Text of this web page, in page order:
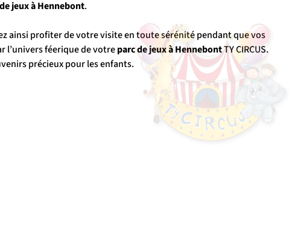
jeuxà Hennebont.
ainsi profiter de votre visite en toute sérénité pendant que vos
l’univers féerique de votreparc de jeux à HennebontTY CIRCUS.
précieux pour les enfants.